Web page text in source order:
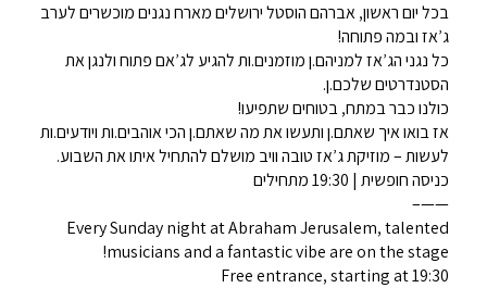
בכל יום ראשון, אברהם הוסטל ירושלים מארח נגנים מוכשרים לערב
ג’אז ובמה פתוחה!
כל נגני הג’אז למניהם.ן מוזמנים.ות להגיע לג’אם פתוח ולנגן את
הסטנדרטים שלכם.ן.
כולנו כבר במתח, בטוחים שתפיעו!
אז בואו איך שאתם.ן ותעשו את מה שאתם.ן הכי אוהבים.ות ויודעים.ות
לעשות – מוזיקת ג’אז טובה וויב מושלם להתחיל איתו את השבוע.
כניסה חופשית | 19:30 מתחילים
——–
Every Sunday night at Abraham Jerusalem, talented
musicians and a fantastic vibe are on the stage!
Free entrance, starting at 19:30